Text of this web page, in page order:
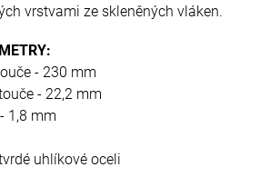
vrstvami ze skleněných vláken.
- 230 mm
- 22,2 mm
1,8 mm
uhlíkové oceli